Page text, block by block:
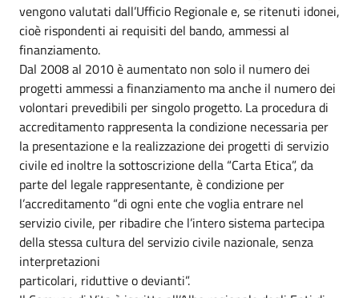
vengono valutati dall’Ufficio Regionale e, se ritenuti idonei,
cioè rispondenti ai requisiti del bando, ammessi al
finanziamento.
Dal 2008 al 2010 è aumentato non solo il numero dei
progetti ammessi a finanziamento ma anche il numero dei
volontari prevedibili per singolo progetto. La procedura di
accreditamento rappresenta la condizione necessaria per
la presentazione e la realizzazione dei progetti di servizio
civile ed inoltre la sottoscrizione della “Carta Etica”, da
parte del legale rappresentante, è condizione per
l’accreditamento “di ogni ente che voglia entrare nel
servizio civile, per ribadire che l’intero sistema partecipa
della stessa cultura del servizio civile nazionale, senza
interpretazioni
particolari, riduttive o devianti”.